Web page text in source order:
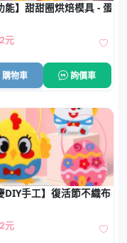
飾
能】甜甜圈烘焙模具 - 蛋
元
購物車 詢價車
美勞
DIY手工】復活節不織布
元